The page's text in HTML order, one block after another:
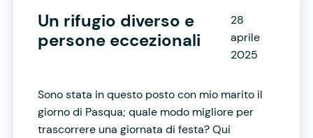
Un rifugio diverso e
persone eccezionali
28
aprile
2025
Sono stata in questo posto con mio marito il
giorno di Pasqua; quale modo migliore per
trascorrere una giornata di festa? Qui